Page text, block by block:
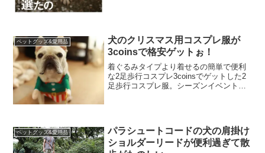
ペットグッズ&愛用品
犬のクリスマス用コスプレ服が
3coinsで格安ゲットぉ！
着ぐるみタイプより着せるの簡単で便利
な2足歩行コスプレ3coinsでゲットした2
足歩行コスプレ服。シーズンイベントに
ペットグッズ&愛用品
パラシュートコードの犬の肩掛け
ショルダーリードが便利過ぎて散